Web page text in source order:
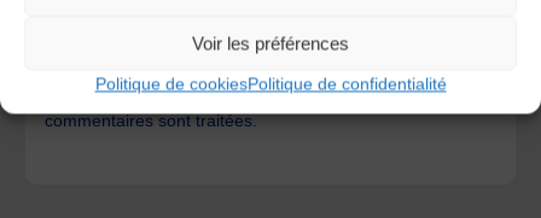
Voir les préférences
Politique de cookiesPolitique de confidentialité
Ce site utilise Akismet pour réduire les indésirables.En
savoir plus sur la façon dont les données de vos
commentaires sont traitées.